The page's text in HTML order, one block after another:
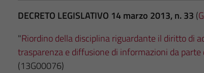
DECRETO LEGISLATIVO 14 marzo 2013, n. 33 (
"Riordino della disciplina riguardante il diritto di
trasparenza e diffusione di informazioni da
(13G00076)